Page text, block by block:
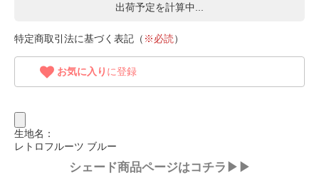
出荷予定を計算中...
特定商取引法に基づく表記（ ※必読）
お気に入り に登録
生地名：
レトロフルーツ ブルー
シェード商品ページはコチラ▶▶